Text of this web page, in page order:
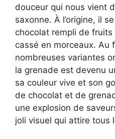
douceur qui nous vient
saxonne. À l’origine, il
chocolat rempli de
cassé en morceaux. Au
nombreuses variantes
la grenade est devenu
sa couleur vive et son
de chocolat et de
une explosion de
joli visuel qui attire tous